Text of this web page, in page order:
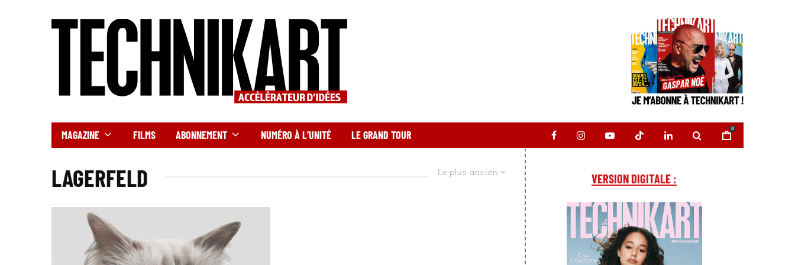
MAGAZINE FILMS ABONNEMENT NUMÉRO À L’UNITÉ LE GRAND TOUR 0
Le plus ancien
LAGERFELD VERSION DIGITALE :